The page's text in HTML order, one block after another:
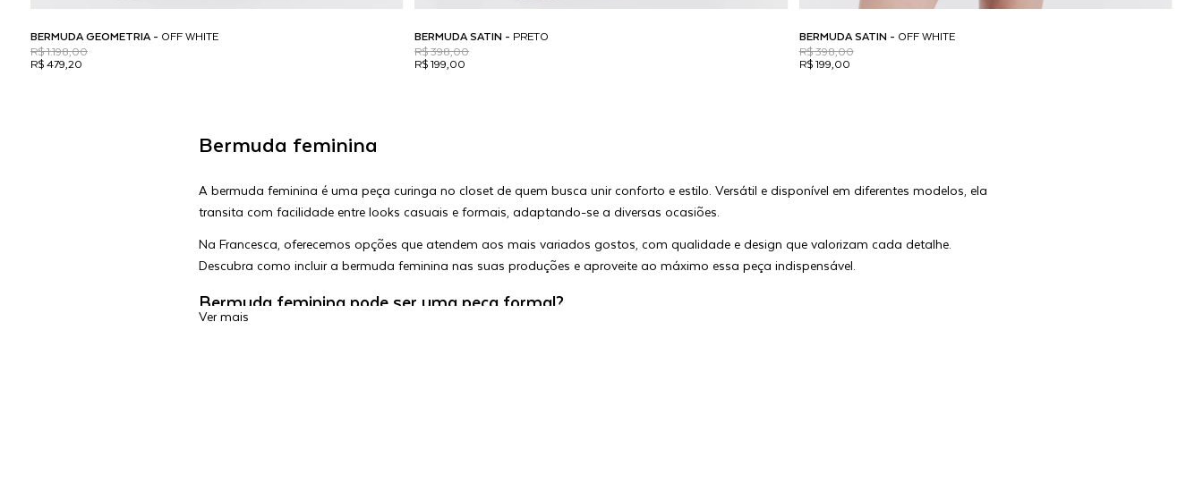
BERMUDA GEOMETRIA - OFF WHITE
R$ 479,20
R$ 1.198,00
BERMUDA SATIN - PRETO
R$ 199,00
R$ 398,00
BERMUDA SATIN - OFF WHITE
R$ 199,00
R$ 398,00
Bermuda feminina
A bermuda feminina é uma peça curinga no closet de quem busca unir conforto e estilo. Versátil e disponível em diferentes modelos, ela
transita com facilidade entre looks casuais e formais, adaptando-se a diversas ocasiões.
Na Francesca, oferecemos opções que atendem aos mais variados gostos, com qualidade e design que valorizam cada detalhe.
Descubra como incluir a bermuda feminina nas suas produções e aproveite ao máximo essa peça indispensável.
Bermuda feminina pode ser uma peça formal?
Ver mais